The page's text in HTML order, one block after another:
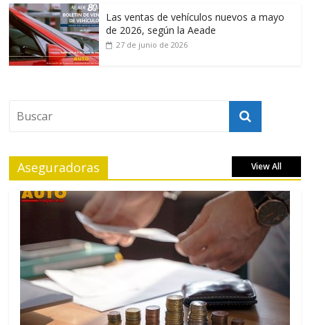
Las ventas de vehículos nuevos a mayo
de 2026, según la Aeade
27 de junio de 2026
Aseguradoras View All